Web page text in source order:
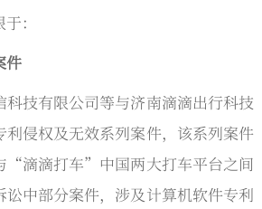
：
件
科技有限公司等与济南滴滴出行科技
利侵权及无效系列案件，该系列案件
滴滴打车”中国两大打车平台之间
讼中部分案件，涉及计算机软件专利